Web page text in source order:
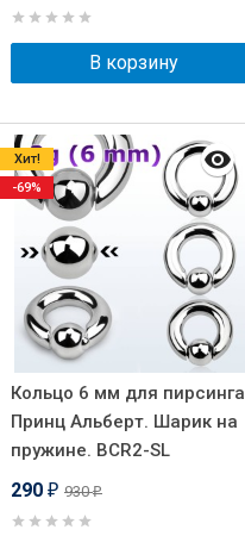
В корзину
Кольцо 6 мм для пирсинга
Принц Альберт. Шарик на
пружине. BCR2-SL
290 ₽ 930₽
Хит!
-69%